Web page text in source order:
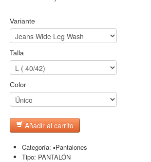
Variante
Talla
Color
Añadir al carrito
Categoría: ▪︎Pantalones
Tipo: PANTALÓN